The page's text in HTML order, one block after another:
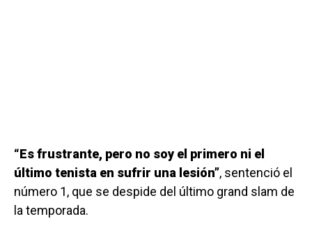
“Es frustrante, pero no soy el primero ni el
último tenista en sufrir una lesión”, sentenció el
número 1, que se despide del último grand slam de
la temporada.